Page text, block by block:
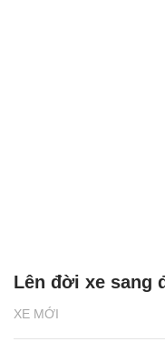
XE MỚI
Lên đời xe sang